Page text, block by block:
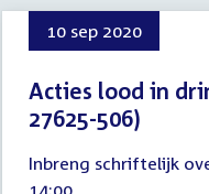
10 sep 2020
Acties lood in
27625-506)
september
Inbreng schriftelijk
Tijd
14:00